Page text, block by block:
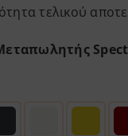
τελικού